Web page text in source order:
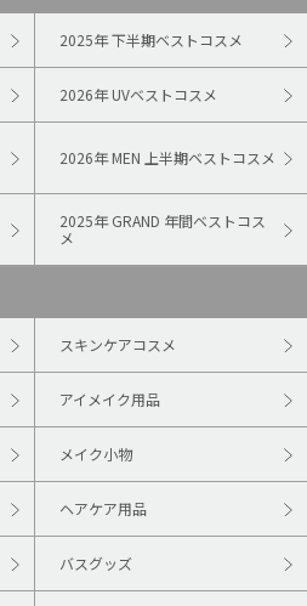
2025年 下半期ベストコスメ
2026年 UVベストコスメ
2026年 MEN 上半期ベストコスメ
2025年 GRAND 年間ベストコス
メ
スキンケアコスメ
アイメイク用品
メイク小物
ヘアケア用品
バスグッズ